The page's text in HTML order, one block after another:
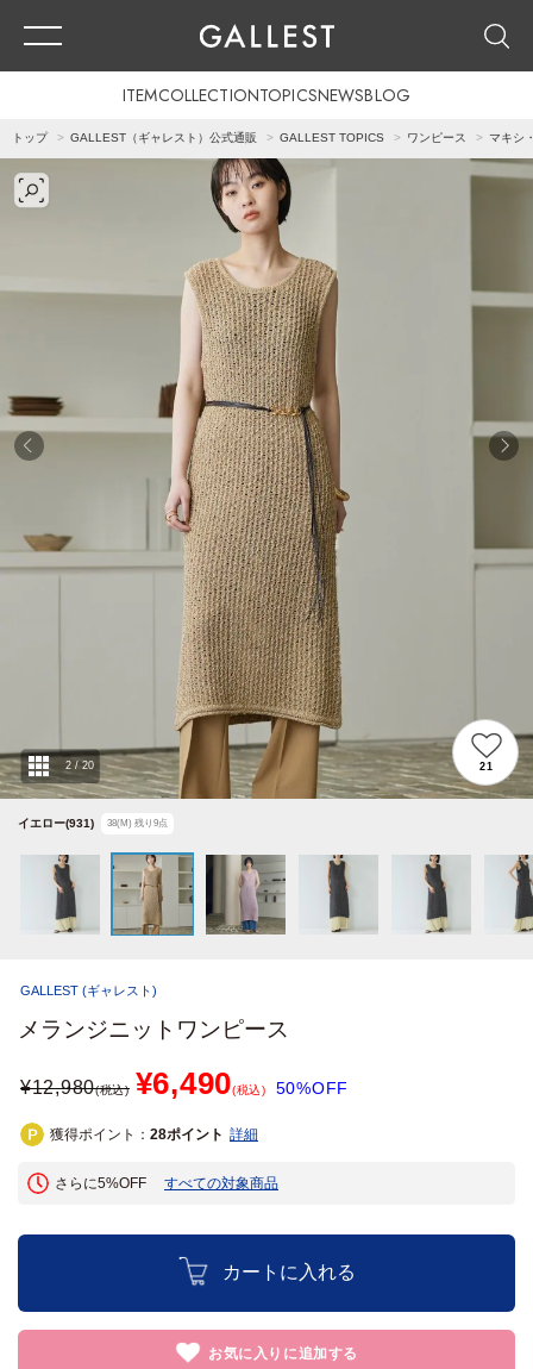
ITEMCOLLECTIONTOPICSNEWSBLOG
トップ GALLEST（ギャレスト）公式通販 GALLEST TOPICS ワンピース マキシ
イエロー(931) 38(M) 残り 9点
2 / 20 21
GALLEST (ギャレスト)
メランジニットワンピース
¥12,980(税込) ¥6,490(税込) 50%OFF
獲得ポイント： 28ポイント 詳細
さらに5%OFF すべての対象商品
カートに入れる
お気に入りに追加する